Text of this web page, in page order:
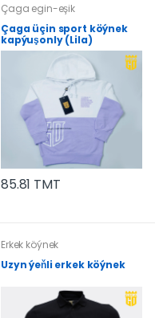
Çaga egin-eşik
Çaga üçin sport köýnek
kapýuşonly (Lila)
85.81 TMT
Erkek köýnek
Uzyn ýeňli erkek köýnek